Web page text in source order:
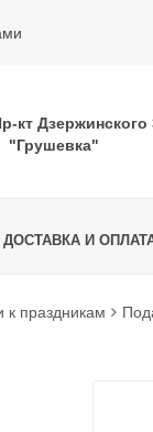
кт Дзержинского
"Грушевка"
ДОСТАВКА И
к праздникам